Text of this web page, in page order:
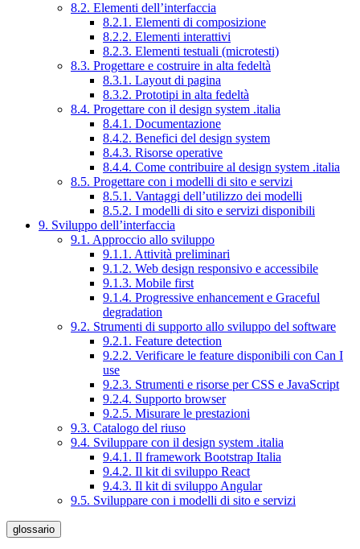
8.2. Elementi dell’interfaccia
8.2.1. Elementi di composizione
8.2.2. Elementi interattivi
8.2.3. Elementi testuali (microtesti)
8.3. Progettare e costruire in alta fedeltà
8.3.1. Layout di pagina
8.3.2. Prototipi in alta fedeltà
8.4. Progettare con il design system .italia
8.4.1. Documentazione
8.4.2. Benefici del design system
8.4.3. Risorse operative
8.4.4. Come contribuire al design system .italia
8.5. Progettare con i modelli di sito e servizi
8.5.1. Vantaggi dell’utilizzo dei modelli
8.5.2. I modelli di sito e servizi disponibili
9. Sviluppo dell’interfaccia
9.1. Approccio allo sviluppo
9.1.1. Attività preliminari
9.1.2. Web design responsivo e accessibile
9.1.3. Mobile first
9.1.4. Progressive enhancement e Graceful
degradation
9.2. Strumenti di supporto allo sviluppo del software
9.2.1. Feature detection
9.2.2. Verificare le feature disponibili con Can I
use
9.2.3. Strumenti e risorse per CSS e JavaScript
9.2.4. Supporto browser
9.2.5. Misurare le prestazioni
9.3. Catalogo del riuso
9.4. Sviluppare con il design system .italia
9.4.1. Il framework Bootstrap Italia
9.4.2. Il kit di sviluppo React
9.4.3. Il kit di sviluppo Angular
9.5. Sviluppare con i modelli di sito e servizi
glossario